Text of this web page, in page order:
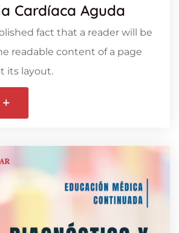
Cardíaca Aguda
fact that a reader will be
readable content of a page
its layout.